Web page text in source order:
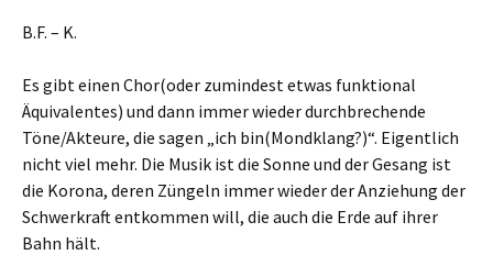
B.F. – K.
Es gibt einen Chor(oder zumindest etwas funktional
Äquivalentes) und dann immer wieder durchbrechende
Töne/Akteure, die sagen „ich bin(Mondklang?)“. Eigentlich
nicht viel mehr. Die Musik ist die Sonne und der Gesang ist
die Korona, deren Züngeln immer wieder der Anziehung der
Schwerkraft entkommen will, die auch die Erde auf ihrer
Bahn hält.